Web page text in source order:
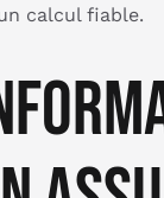
calcul fiable.